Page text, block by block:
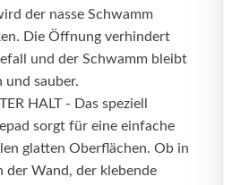
der nasse Schwamm
Die Öffnung verhindert
und der Schwamm bleibt
und sauber.
HALT - Das speziell
sorgt für eine einfache
glatten Oberflächen. Ob in
der Wand, der klebende